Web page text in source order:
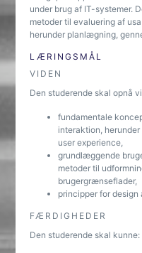
under brug af IT-systemer.
metoder til evaluering af
herunder planlægning,
LÆRINGSMÅL
VIDEN
Den studerende skal opnå
fundamentale
interaktion,
user experience,
grundlæggende
metoder til
brugergrænseflader,
principper for
FÆRDIGHEDER
Den studerende skal kunne: